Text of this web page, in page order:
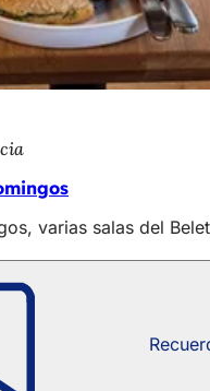
varias salas del